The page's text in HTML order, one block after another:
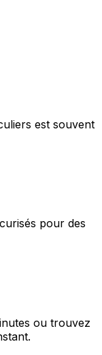
est souvent
pour des
ou trouvez